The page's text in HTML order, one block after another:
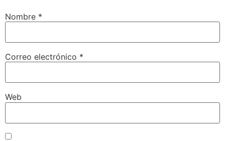
Nombre *
Correo electrónico *
Web